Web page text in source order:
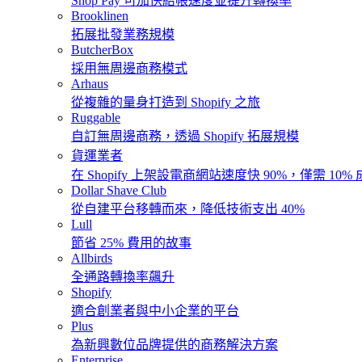
Brooklinen
拓展批發業務規模
ButcherBox
採用無周邊商務模式
Arhaus
從複雜的量身打造到 Shopify 之旅
Ruggable
自訂無周邊商務，透過 Shopify 拓展規模
貨運業者
在 Shopify 上架設電商網站速度快 90%，僅需 10%
Dollar Shave Club
從自建平台移轉而來，降低技術支出 40%
Lull
節省 25% 費用的故事
Allbirds
全通路轉換率飆升
Shopify
適合創業者與中小企業的平台
Plus
為新興數位品牌提供的商務解決方案